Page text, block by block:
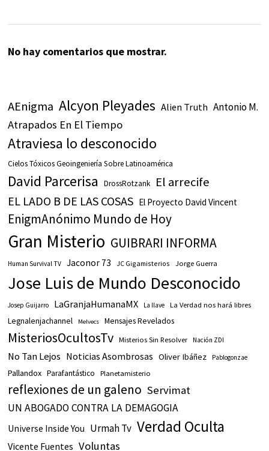
No hay comentarios que mostrar.
AEnigma Alcyon Pleyades Alien Truth Antonio M.
Atrapados En El Tiempo
Atraviesa lo desconocido
Cielos Tóxicos Geoingeniería Sobre Latinoamérica
David Parcerisa DrossRotzank El arrecife
EL LADO B DE LAS COSAS El Proyecto David Vincent
EnigmAnónimo Mundo de Hoy
Gran Misterio GUIBRARI INFORMA
Human Survival TV Jaconor 73 JC Gigamisterios Jorge Guerra
Jose Luis de Mundo Desconocido
Josep Guijarro LaGranjaHumanaMX La llave La Verdad nos hará libres
Legnalenjachannel Melvecs Mensajes Revelados
MisteriosOcultosTv Misterios Sin Resolver Nación ZDI
No Tan Lejos Noticias Asombrosas Oliver Ibáñez Pablogonzae
Pallandox Parafantástico Planetamisterio
reflexiones de un galeno Servimat
UN ABOGADO CONTRA LA DEMAGOGIA
Universe Inside You Urmah Tv Verdad Oculta
Vicente Fuentes Voluntas